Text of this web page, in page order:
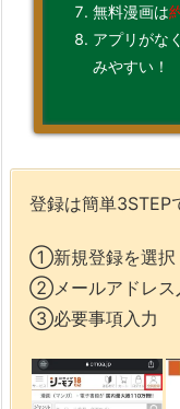
無料漫画は
アプリがな
みやすい！
登録は簡単3STEP
①新規登録を選択
②メールアドレス
③必要事項入力